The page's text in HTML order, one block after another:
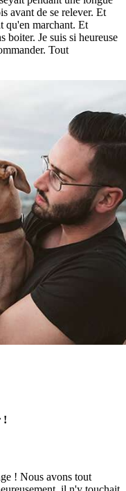
avant de se relever. Et
qu'en marchant. Et
boiter. Je suis si heureuse
Tout
!
! Nous avons tout